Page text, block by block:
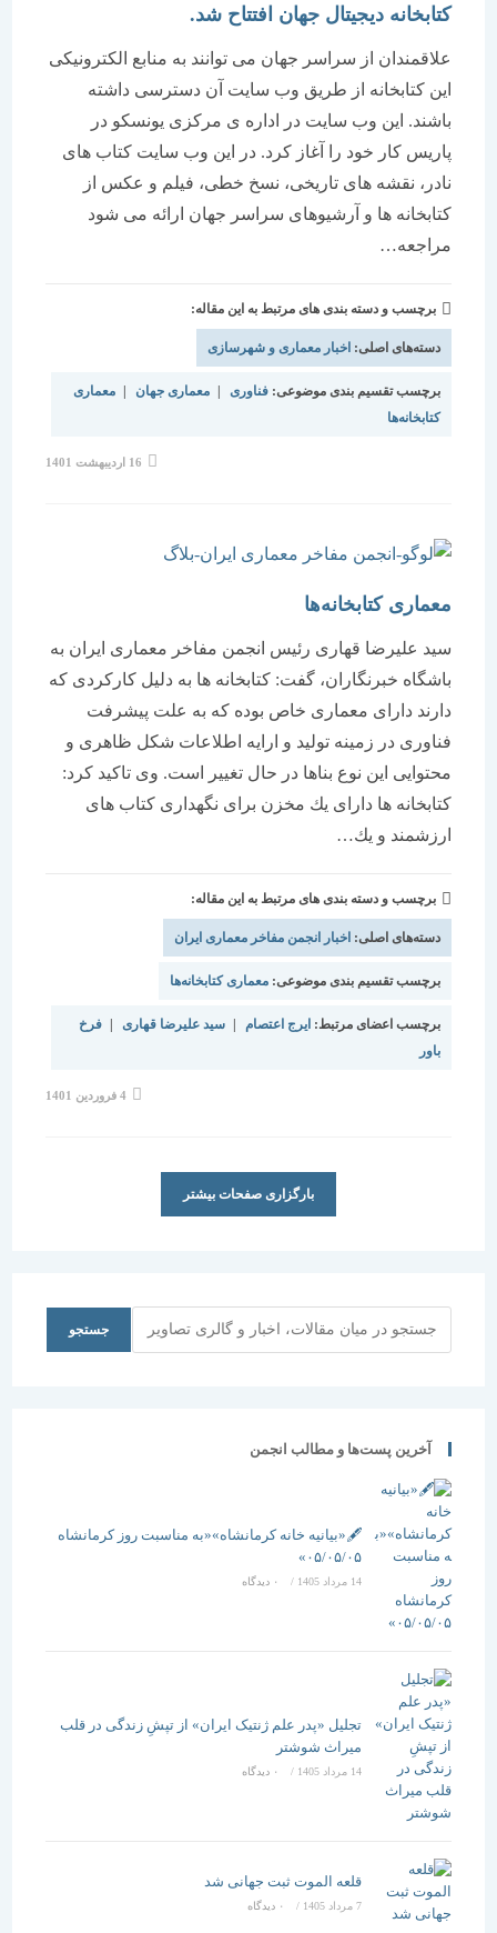
کتابخانه دیجیتال جهان افتتاح شد.
علاقمندان از سراسر جهان می توانند به منابع الکترونیکی
این کتابخانه از طریق وب سایت آن دسترسی داشته
باشند. این وب‌ سایت در اداره ی مركزی یونسكو در
پاریس كار خود را آغاز کرد. در این وب ‌سایت كتاب ‌های
نادر، نقشه‌ های تاریخی، نسخ خطی، ‌فیلم و عكس از
كتابخانه ‌ها و آرشیوهای سراسر جهان ارائه می ‌شود
مراجعه…
برچسب و دسته بندی های مرتبط به این مقاله:
دسته‌های اصلی:اخبار معماری و شهرسازی
برچسب تقسیم بندی موضوعی:فناوری | معماری جهان | معماری
کتابخانه‌ها
معماری کتابخانه‌ها
سید علیرضا قهاری رئیس انجمن مفاخر معماری ایران به
باشگاه خبرنگاران، گفت: كتابخانه ها به دلیل كاركردی كه
دارند دارای معماری خاص بوده كه به علت پیشرفت
فناوری در زمینه تولید و ارایه اطلاعات شكل ظاهری و
محتوایی این نوع بناها در حال تغییر است. وی تاكید كرد:
كتابخانه ها دارای یك مخزن برای نگهداری كتاب های
ارزشمند و یك…
برچسب و دسته بندی های مرتبط به این مقاله:
دسته‌های اصلی:اخبار انجمن مفاخر معماری ایران
برچسب تقسیم بندی موضوعی:معماری کتابخانه‌ها
برچسب اعضای مرتبط: ایرج اعتصام | سید علیرضا قهاری | فرخ
بارگزاری صفحات بیشتر
جستجو
آخرین پست‌ها و مطالب انجمن
🖋️«بیانیه خانه کرمانشاه»«به مناسبت روز کرمانشاه
۰۵/۰۵/۰۵»
/ ۰ دیدگاه
تجلیل «پدر علم ژنتیک ایران» از تپشِ زندگی در قلب
میراث شوشتر
14 مرداد 1405 / ۰ دیدگاه
قلعه الموت ثبت جهانی شد
/ ۰ دیدگاه